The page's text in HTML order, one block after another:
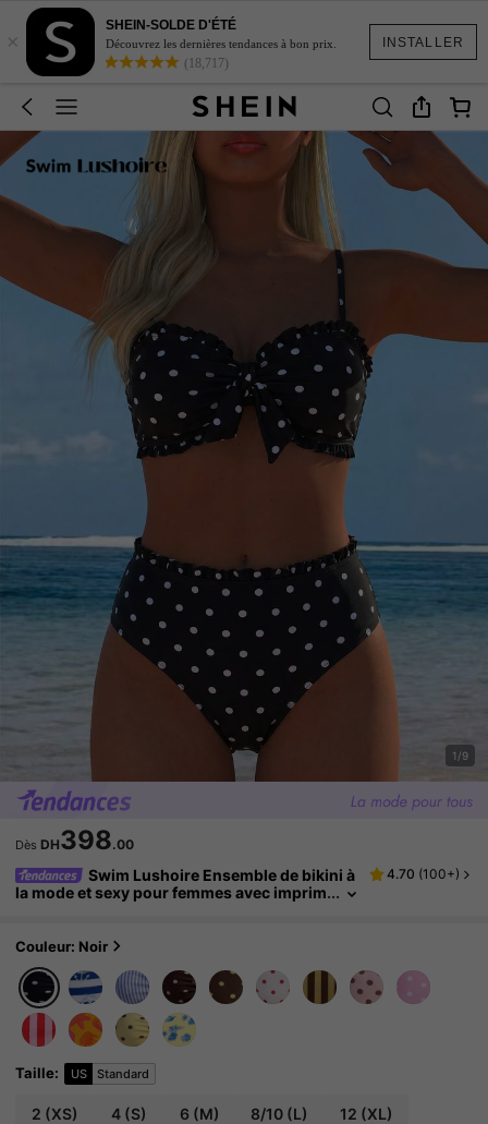
INSTALLER
×
SHEIN-SOLDE D'ÉTÉ
Découvrez les dernières tendances à bon prix.
(18,717)
1/9
Dès DH398.00
Swim Lushoire Ensemble de bikini à
la mode et sexy pour femmes avec imprim
4.70 (100+)
Couleur: Noir
Taille: US Standard
2 (XS) 4(S) 6 (M) 8/10 (L) 12 (XL)